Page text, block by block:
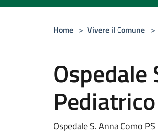
Home > Vivere il Comune >
Ospedale
Pediatrico
Ospedale S. Anna Como